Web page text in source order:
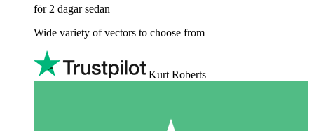
för 2 dagar sedan
Wide variety of vectors to choose from
Kurt Roberts